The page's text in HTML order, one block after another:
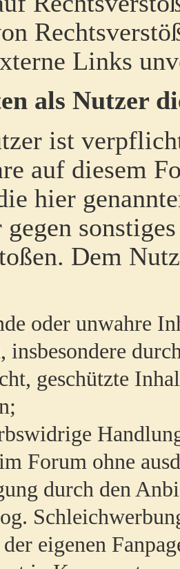
Links
als Nutzer
ist
auf diesem
hier
Dem
oder unwahre
insbesondere
geschützte
Forum ohne
durch den
eigenen